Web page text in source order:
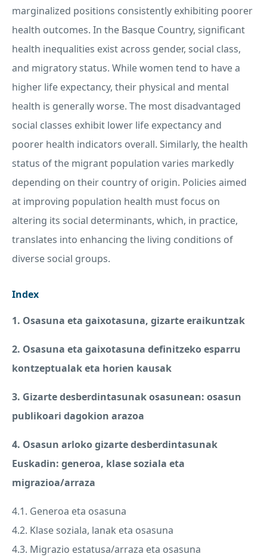
marginalized positions consistently exhibiting poorer
health outcomes. In the Basque Country, significant
health inequalities exist across gender, social class,
and migratory status. While women tend to have a
higher life expectancy, their physical and mental
health is generally worse. The most disadvantaged
social classes exhibit lower life expectancy and
poorer health indicators overall. Similarly, the health
status of the migrant population varies markedly
depending on their country of origin. Policies aimed
at improving population health must focus on
altering its social determinants, which, in practice,
translates into enhancing the living conditions of
diverse social groups.
Index
1. Osasuna eta gaixotasuna, gizarte eraikuntzak
2. Osasuna eta gaixotasuna definitzeko esparru
kontzeptualak eta horien kausak
3. Gizarte desberdintasunak osasunean: osasun
publikoari dagokion arazoa
4. Osasun arloko gizarte desberdintasunak
Euskadin: generoa, klase soziala eta
migrazioa/arraza
4.1. Generoa eta osasuna
4.2. Klase soziala, lanak eta osasuna
4.3. Migrazio estatusa/arraza eta osasuna